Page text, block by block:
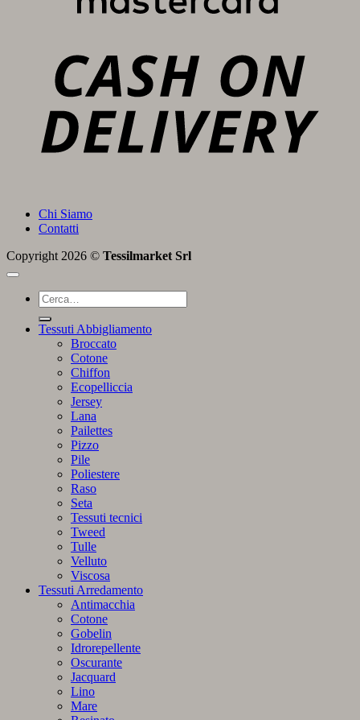
Chi Siamo
Contatti
Copyright 2026 © Tessilmarket Srl
Cerca:
Tessuti Abbigliamento
Broccato
Cotone
Chiffon
Ecopelliccia
Jersey
Lana
Pailettes
Pizzo
Pile
Poliestere
Raso
Seta
Tessuti tecnici
Tweed
Tulle
Velluto
Viscosa
Tessuti Arredamento
Antimacchia
Cotone
Gobelin
Idrorepellente
Oscurante
Jacquard
Lino
Mare